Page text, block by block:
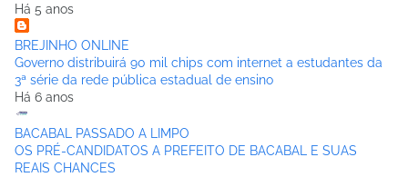
Há 5 anos
BREJINHO ONLINE
Governo distribuirá 90 mil chips com internet a estudantes da
3ª série da rede pública estadual de ensino
Há 6 anos
BACABAL PASSADO A LIMPO
OS PRÉ-CANDIDATOS A PREFEITO DE BACABAL E SUAS
REAIS CHANCES